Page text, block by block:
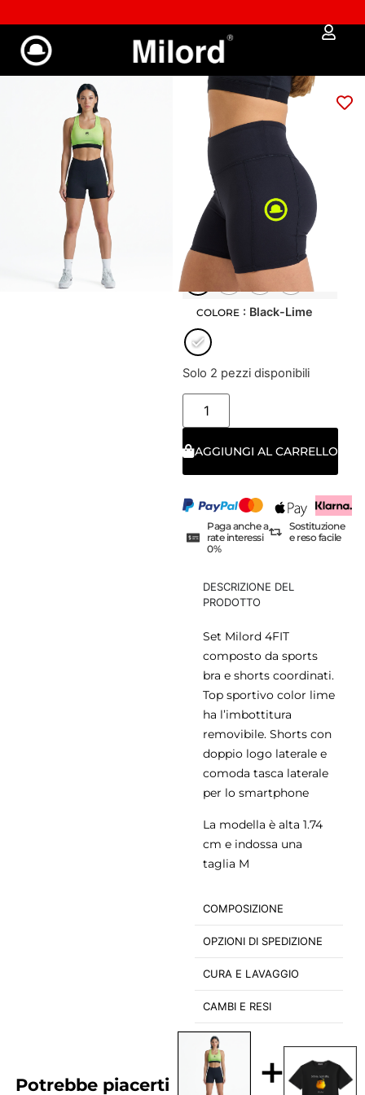
Approfitta dei Saldi | fino al - 40% OFF!
SET Milord 4FIT
(black-lime)
45,00 38,25€
Performance e
stile, senza
compromessi
: XS
COLORE : Black-Lime
Solo 2 pezzi disponibili
AGGIUNGI AL CARRELLO
Paga anche a
rate interessi
0%
Sostituzione
e reso facile
DESCRIZIONE DEL
PRODOTTO
Set Milord 4FIT
composto da sports
bra e shorts coordinati.
Top sportivo color lime
ha l’imbottitura
removibile. Shorts con
doppio logo laterale e
comoda tasca laterale
per lo smartphone
La modella è alta 1.74
cm e indossa una
taglia M
COMPOSIZIONE
OPZIONI DI SPEDIZIONE
CURA E LAVAGGIO
CAMBI E RESI
Potrebbe piacerti +